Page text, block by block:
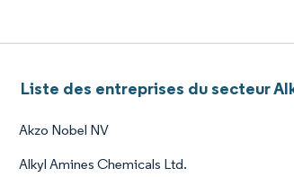
Liste des entreprises du secteur
Akzo Nobel NV
Alkyl Amines Chemicals Ltd.